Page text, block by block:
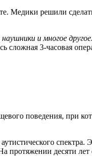
Медики решили
и многое
сложная 3-часовая
поведения, при
десяти лет